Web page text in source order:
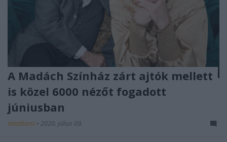
A Madách Színház zárt ajtók mellett
is közel 6000 nézőt fogadott
júniusban
mtothorsi • 2020. július 09.